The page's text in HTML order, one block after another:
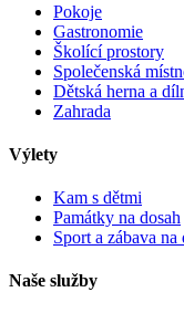
Pokoje
Gastronomie
Školící prostory
Společenská
Dětská herna a
Zahrada
Výlety
Kam s dětmi
Památky na dosah
Sport a zábava na
Naše služby